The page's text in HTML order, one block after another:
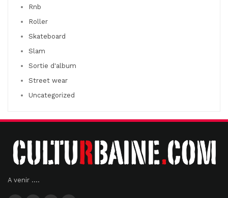
Rnb
Roller
Skateboard
Slam
Sortie d'album
Street wear
Uncategorized
A venir ....